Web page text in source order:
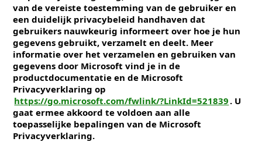
van de vereiste toestemming van de gebruiker en
een duidelijk privacybeleid handhaven dat
gebruikers nauwkeurig informeert over hoe je hun
gegevens gebruikt, verzamelt en deelt. Meer
informatie over het verzamelen en gebruiken van
gegevens door Microsoft vind je in de
productdocumentatie en de Microsoft
Privacyverklaring op
https://go.microsoft.com/fwlink/?LinkId=521839 . U
gaat ermee akkoord te voldoen aan alle
toepasselijke bepalingen van de Microsoft
Privacyverklaring.